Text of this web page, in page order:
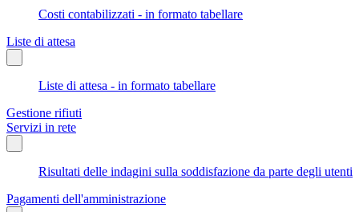
Costi contabilizzati - in formato tabellare
Liste di attesa
Liste di attesa - in formato tabellare
Gestione rifiuti
Servizi in rete
Risultati delle indagini sulla soddisfazione da parte degli utenti
Pagamenti dell'amministrazione